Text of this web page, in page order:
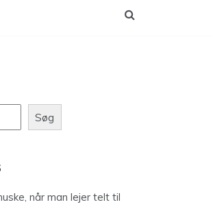
Søg
når man lejer telt til